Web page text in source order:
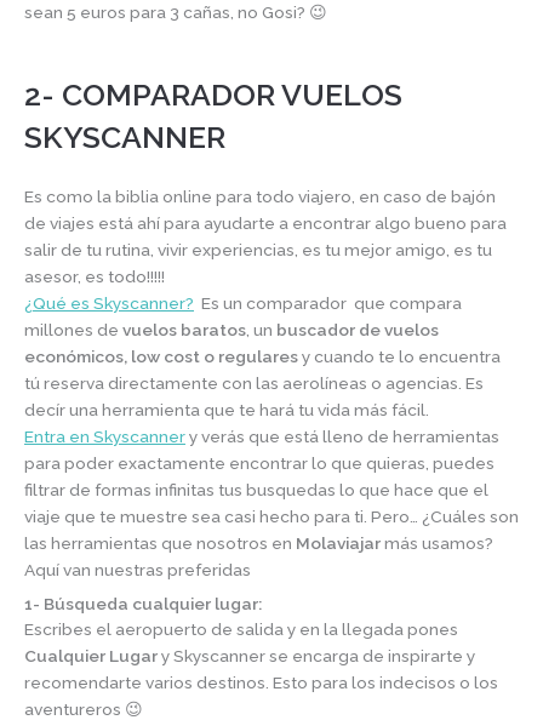
sean 5 euros para 3 cañas, no Gosi? 😉
2- COMPARADOR VUELOS
SKYSCANNER
Es como la biblia online para todo viajero, en caso de bajón
de viajes está ahí para ayudarte a encontrar algo bueno para
salir de tu rutina, vivir experiencias, es tu mejor amigo, es tu
asesor, es todo!!!!!
¿Qué es Skyscanner? Es un comparador que compara
millones de vuelos baratos , un buscador de vuelos
económicos, low cost o regularesy cuando te lo encuentra
tú reserva directamente con las aerolíneas o agencias. Es
decír una herramienta que te hará tu vida más fácil.
Entra en Skyscannery verás que está lleno de herramientas
para poder exactamente encontrar lo que quieras, puedes
filtrar de formas infinitas tus busquedas lo que hace que el
viaje que te muestre sea casi hecho para ti. Pero… ¿Cuáles son
las herramientas que nosotros en Molaviajarmás usamos?
Aquí van nuestras preferidas
1- Búsqueda cualquier lugar:
Escribes el aeropuerto de salida y en la llegada pones
Cualquier Lugary Skyscanner se encarga de inspirarte y
recomendarte varios destinos. Esto para los indecisos o los
aventureros 😉